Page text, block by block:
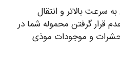
سرعت بالاتر و انتقال
قرار گرفتن محموله شما در
حشرات و موجودات موذی